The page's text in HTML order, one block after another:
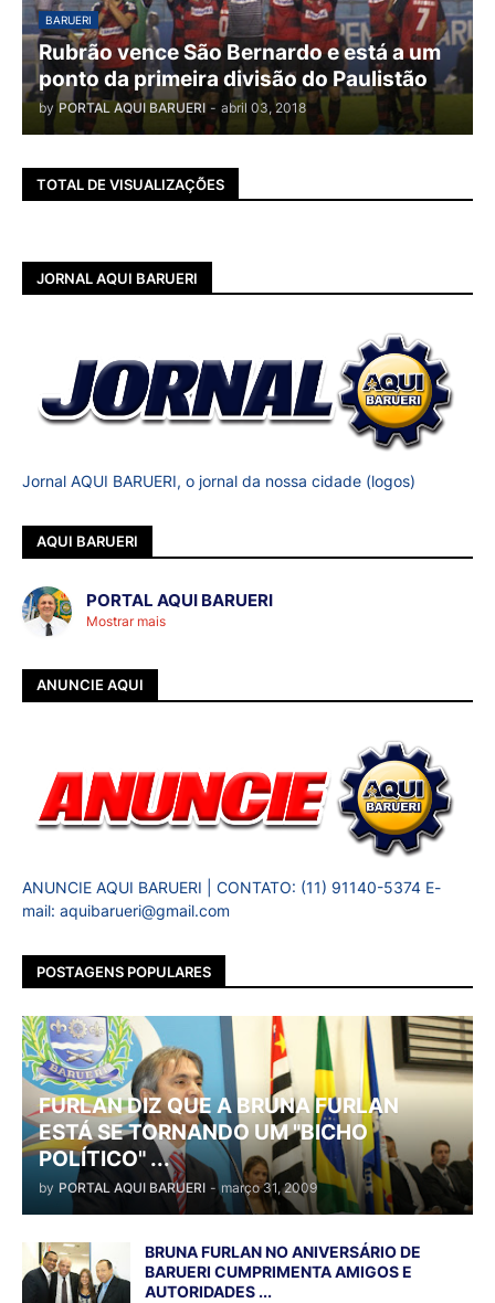
BARUERI
Rubrão vence São Bernardo e está a um
ponto da primeira divisão do Paulistão
by PORTAL AQUI BARUERI - abril 03, 2018
TOTAL DE VISUALIZAÇÕES
JORNAL AQUI BARUERI
Jornal AQUI BARUERI, o jornal da nossa cidade (logos)
AQUI BARUERI
PORTAL AQUI BARUERI
Mostrar mais
ANUNCIE AQUI
ANUNCIE AQUI BARUERI | CONTATO: (11) 91140-5374 E-
mail: aquibarueri@gmail.com
POSTAGENS POPULARES
FURLAN DIZ QUE A BRUNA FURLAN
ESTÁ SE TORNANDO UM "BICHO
POLÍTICO" ...
by PORTAL AQUI BARUERI - março 31, 2009
BRUNA FURLAN NO ANIVERSÁRIO DE
BARUERI CUMPRIMENTA AMIGOS E
AUTORIDADES ...